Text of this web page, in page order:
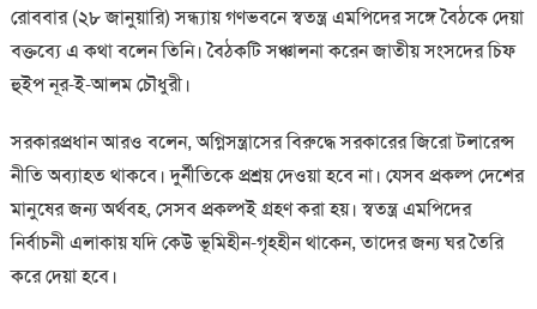
রোববার (২৮ জানুয়ারি) সন্ধ্যায় গণভবনে স্বতন্ত্র এমপিদের সঙ্গে বৈঠকে দেয়া
বক্তব্যে এ কথা বলেন তিনি। বৈঠকটি সঞ্চালনা করেন জাতীয় সংসদের চিফ
হুইপ নূর-ই-আলম চৌধুরী।
সরকারপ্রধান আরও বলেন, অগ্নিসন্ত্রাসের বিরুদ্ধে সরকারের জিরো টলারেন্স
নীতি অব্যাহত থাকবে। দুর্নীতিকে প্রশ্রয় দেওয়া হবে না। যেসব প্রকল্প দেশের
মানুষের জন্য অর্থবহ, সেসব প্রকল্পই গ্রহণ করা হয়। স্বতন্ত্র এমপিদের
নির্বাচনী এলাকায় যদি কেউ ভূমিহীন-গৃহহীন থাকেন, তাদের জন্য ঘর তৈরি
করে দেয়া হবে।